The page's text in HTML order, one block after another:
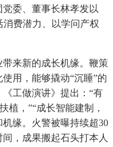
党委、董事长林孝发以
费潜力、以学问产权
来新的成长机缘。鞭策
用，能够撬动“沉睡”的
工做演讲》提出：“有
植，”“成长智能建制，
缘。火警被曝持续超30
，成果搬起石头打本人